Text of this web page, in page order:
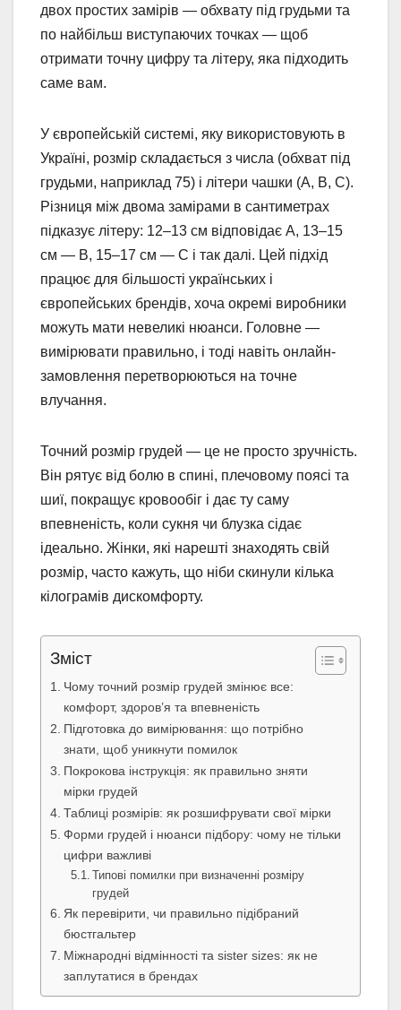
двох простих замірів — обхвату під грудьми та
по найбільш виступаючих точках — щоб
отримати точну цифру та літеру, яка підходить
саме вам.
У європейській системі, яку використовують в
Україні, розмір складається з числа (обхват під
грудьми, наприклад 75) і літери чашки (A, B, C).
Різниця між двома замірами в сантиметрах
підказує літеру: 12–13 см відповідає A, 13–15
см — B, 15–17 см — C і так далі. Цей підхід
працює для більшості українських і
європейських брендів, хоча окремі виробники
можуть мати невеликі нюанси. Головне —
вимірювати правильно, і тоді навіть онлайн-
замовлення перетворюються на точне
влучання.
Точний розмір грудей — це не просто зручність.
Він рятує від болю в спині, плечовому поясі та
шиї, покращує кровообіг і дає ту саму
впевненість, коли сукня чи блузка сідає
ідеально. Жінки, які нарешті знаходять свій
розмір, часто кажуть, що ніби скинули кілька
кілограмів дискомфорту.
Зміст
Чому точний розмір грудей змінює все:
комфорт, здоров’я та впевненість
Підготовка до вимірювання: що потрібно
знати, щоб уникнути помилок
Покрокова інструкція: як правильно зняти
мірки грудей
Таблиці розмірів: як розшифрувати свої мірки
Форми грудей і нюанси підбору: чому не тільки
цифри важливі
Типові помилки при визначенні розміру
грудей
Як перевірити, чи правильно підібраний
бюстгальтер
Міжнародні відмінності та sister sizes: як не
заплутатися в брендах